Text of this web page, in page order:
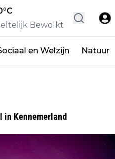
°C
Bewolkt
en Welzijn Natuur
Kennemerland